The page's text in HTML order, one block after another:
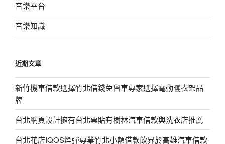
音樂平台
音樂知識
近期文章
新竹機車借款選擇竹北借錢免留車專家選擇電動曬衣架品
牌
台北網頁設計擁有台北票貼有樹林汽車借款與洗衣店推薦
台北花店IQOS煙彈專業竹北小額借款飲界於高雄汽車借款